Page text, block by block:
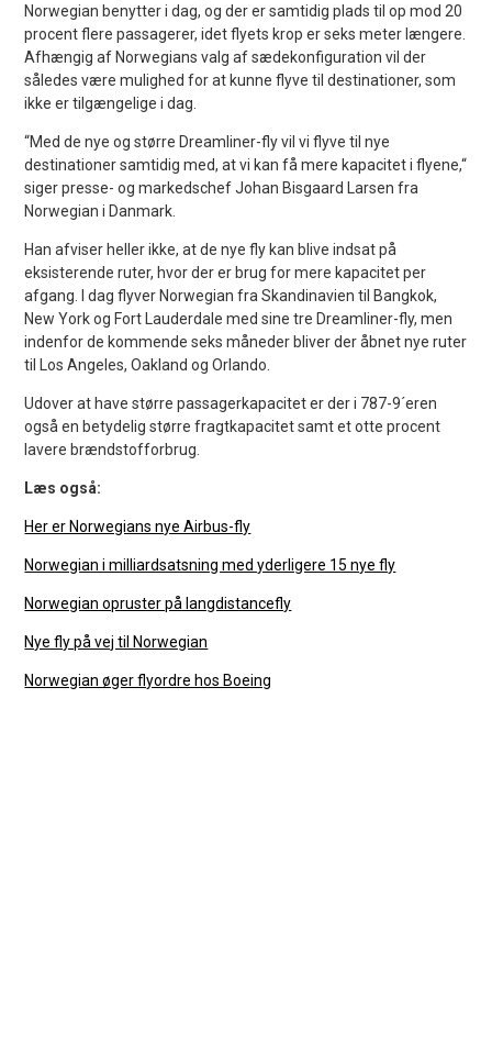
Norwegian benytter i dag, og der er samtidig plads til op mod 20
procent flere passagerer, idet flyets krop er seks meter længere.
Afhængig af Norwegians valg af sædekonfiguration vil der
således være mulighed for at kunne flyve til destinationer, som
ikke er tilgængelige i dag.
“Med de nye og større Dreamliner-fly vil vi flyve til nye
destinationer samtidig med, at vi kan få mere kapacitet i flyene,“
siger presse- og markedschef Johan Bisgaard Larsen fra
Norwegian i Danmark.
Han afviser heller ikke, at de nye fly kan blive indsat på
eksisterende ruter, hvor der er brug for mere kapacitet per
afgang. I dag flyver Norwegian fra Skandinavien til Bangkok,
New York og Fort Lauderdale med sine tre Dreamliner-fly, men
indenfor de kommende seks måneder bliver der åbnet nye ruter
til Los Angeles, Oakland og Orlando.
Udover at have større passagerkapacitet er der i 787-9´eren
også en betydelig større fragtkapacitet samt et otte procent
lavere brændstofforbrug.
Læs også:
Her er Norwegians nye Airbus-fly
Norwegian i milliardsatsning med yderligere 15 nye fly
Norwegian opruster på langdistancefly
Nye fly på vej til Norwegian
Norwegian øger flyordre hos Boeing